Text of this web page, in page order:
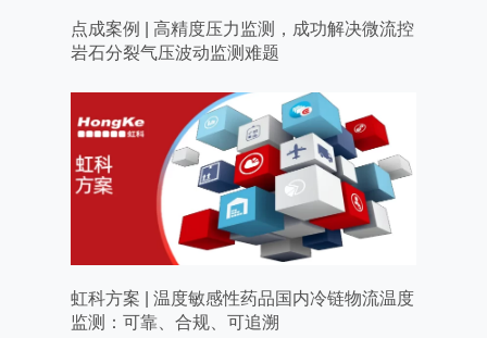
点成案例 | 高精度压力监测，成功解决微流控
岩石分裂气压波动监测难题
虹科方案 | 温度敏感性药品国内冷链物流温度
监测：可靠、合规、可追溯